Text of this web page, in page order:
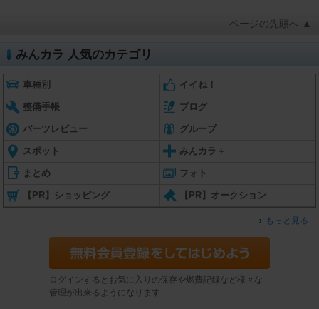
ページの先頭へ ▲
みんカラ 人気のカテゴリ
車種別 イイね！
整備手帳 ブログ
パーツレビュー グループ
スポット みんカラ＋
まとめ フォト
【PR】ショッピング 【PR】オークション
もっと見る
ログインするとお気に入りの保存や燃費記録など様々な
管理が出来るようになります